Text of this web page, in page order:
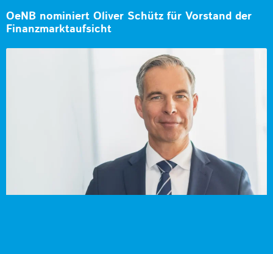
OeNB nominiert Oliver Schütz für Vorstand der
Finanzmarktaufsicht